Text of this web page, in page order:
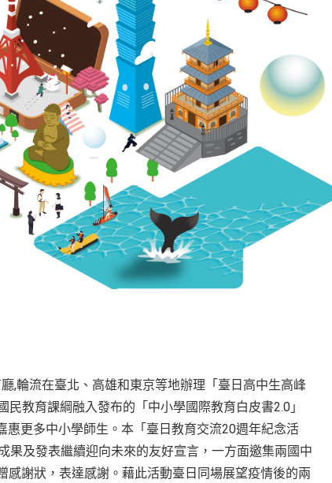
,輪流在臺北、高雄和東京等地辦理「臺日高中生高峰
教育課綱融入發布的「中小學國際教育白皮書2.0」
更多中小學師生。本「臺日教育交流20週年紀念活
及發表繼續迎向未來的友好宣言，一方面邀集兩國中
謝狀，表達感謝。藉此活動臺日同場展望疫情後的兩